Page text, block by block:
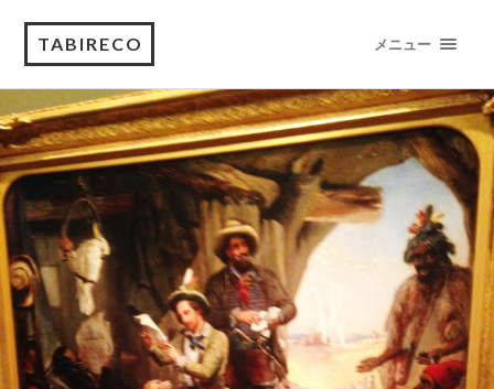
TABIRECO メニュー